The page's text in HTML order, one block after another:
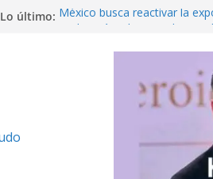
Lo último: México busca reactivar la
¿Dónde consultar fecha,
control de la UNAM?
Los mil 600 mdp que
Fue detenido Ángel Aguirre,